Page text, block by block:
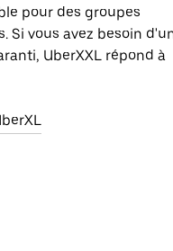
pour des groupes
Si vous avez besoin
UberXXL répond à